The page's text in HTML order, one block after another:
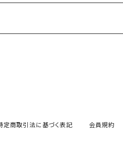
定商取引法に基づく表記 会員規約